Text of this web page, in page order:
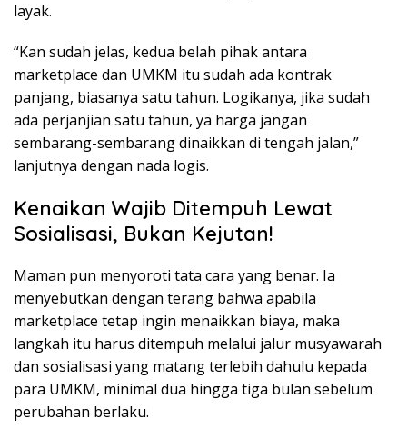
layak.
“Kan sudah jelas, kedua belah pihak antara
marketplace dan UMKM itu sudah ada kontrak
panjang, biasanya satu tahun. Logikanya, jika sudah
ada perjanjian satu tahun, ya harga jangan
sembarang-sembarang dinaikkan di tengah jalan,”
lanjutnya dengan nada logis.
Kenaikan Wajib Ditempuh Lewat
Sosialisasi, Bukan Kejutan!
Maman pun menyoroti tata cara yang benar. Ia
menyebutkan dengan terang bahwa apabila
marketplace tetap ingin menaikkan biaya, maka
langkah itu harus ditempuh melalui jalur musyawarah
dan sosialisasi yang matang terlebih dahulu kepada
para UMKM, minimal dua hingga tiga bulan sebelum
perubahan berlaku.